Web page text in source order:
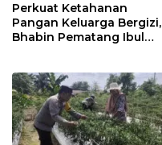
Perkuat Ketahanan
Pangan Keluarga Bergizi,
Bhabin Pematang Ibul